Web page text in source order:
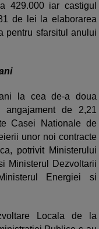
429.000 iar castigul
de lei la elaborarea
pentru sfarsitul anului
la cea de-a doua
de 2,21
Casei Nationale de
unor noi contracte
potrivit Ministerului
Ministerul Dezvoltarii
Energiei si
Locala de la